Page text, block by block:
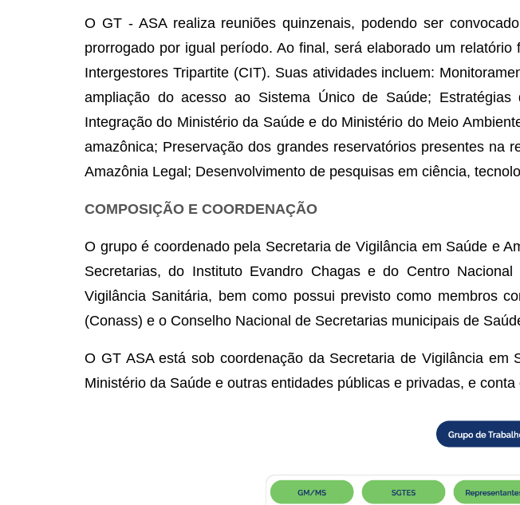
O GT - ASA realiza reuniões quinzenais, podendo ser
prorrogado por igual período. Ao final, será elaborado um
Intergestores Tripartite (CIT). Suas atividades incluem:
ampliação do acesso ao Sistema Único de Saúde;
Integração do Ministério da Saúde e do Ministério do Meio
amazônica; Preservação dos grandes reservatórios presentes na
Amazônia Legal; Desenvolvimento de pesquisas em ciência,
COMPOSIÇÃO E COORDENAÇÃO
O grupo é coordenado pela Secretaria de Vigilância em Saúde e
Secretarias, do Instituto Evandro Chagas e do Centro
Vigilância Sanitária, bem como possui previsto como membros
(Conass) e o Conselho Nacional de Secretarias municipais de
O GT ASA está sob coordenação da Secretaria de Vigilância
Ministério da Saúde e outras entidades públicas e privadas, e